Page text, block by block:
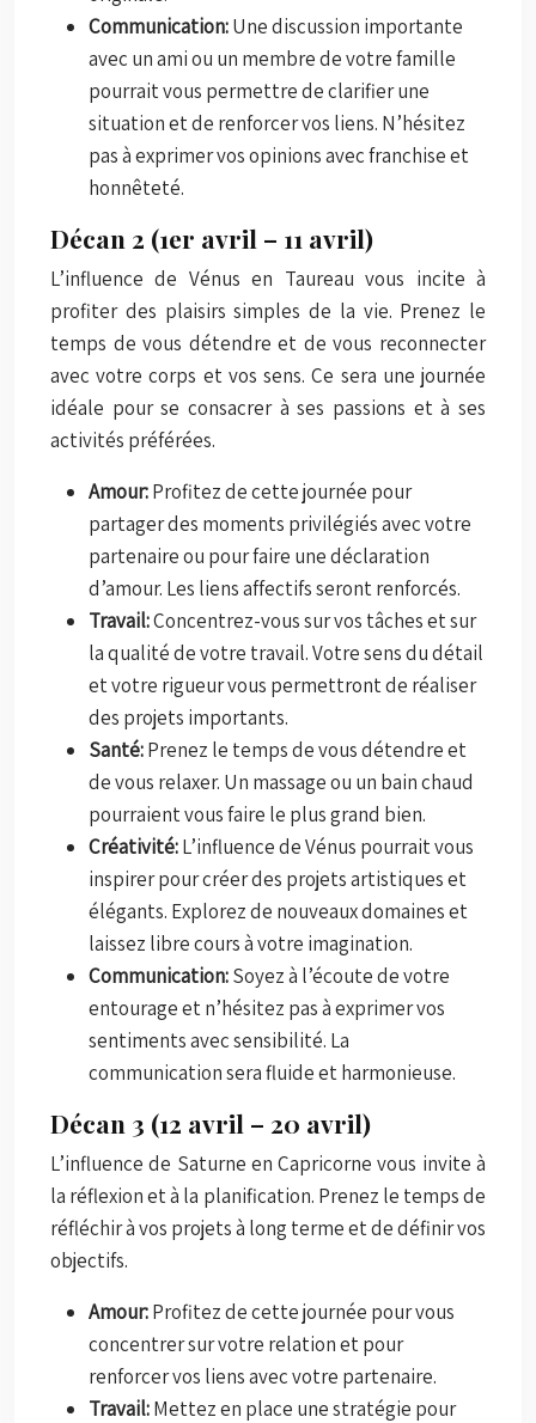
Communication:Une discussion importante
avec un ami ou un membre de votre famille
pourrait vous permettre de clarifier une
situation et de renforcer vos liens. N’hésitez
pas à exprimer vos opinions avec franchise et
honnêteté.
Décan 2 (1er avril – 11 avril)
L’influence de Vénus en Taureau vous incite à
profiter des plaisirs simples de la vie. Prenez le
temps de vous détendre et de vous reconnecter
avec votre corps et vos sens. Ce sera une journée
idéale pour se consacrer à ses passions et à ses
activités préférées.
Amour:Profitez de cette journée pour
partager des moments privilégiés avec votre
partenaire ou pour faire une déclaration
d’amour. Les liens affectifs seront renforcés.
Travail:Concentrez-vous sur vos tâches et sur
la qualité de votre travail. Votre sens du détail
et votre rigueur vous permettront de réaliser
des projets importants.
Santé:Prenez le temps de vous détendre et
de vous relaxer. Un massage ou un bain chaud
pourraient vous faire le plus grand bien.
Créativité:L’influence de Vénus pourrait vous
inspirer pour créer des projets artistiques et
élégants. Explorez de nouveaux domaines et
laissez libre cours à votre imagination.
Communication:Soyez à l’écoute de votre
entourage et n’hésitez pas à exprimer vos
sentiments avec sensibilité. La
communication sera fluide et harmonieuse.
Décan 3 (12 avril – 20 avril)
L’influence de Saturne en Capricorne vous invite à
la réflexion et à la planification. Prenez le temps de
réfléchir à vos projets à long terme et de définir vos
objectifs.
Amour:Profitez de cette journée pour vous
concentrer sur votre relation et pour
renforcer vos liens avec votre partenaire.
Travail:Mettez en place une stratégie pour